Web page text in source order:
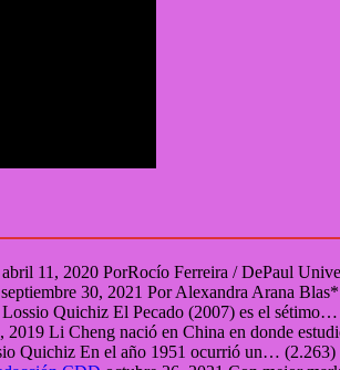
abril 11, 2020 PorRocío Ferreira / DePaul
septiembre 30, 2021 Por Alexandra Arana
Quichiz El Pecado (2007) es el sétimo…
2019 Li Cheng nació en China en donde
Quichiz En el año 1951 ocurrió un… (2.263)